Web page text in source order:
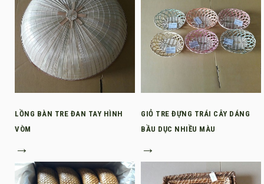
LỒNG BÀN TRE ĐAN TAY HÌNH
VÒM
→
GIỎ TRE ĐỰNG TRÁI CÂY DÁNG
BẦU DỤC NHIỀU MÀU
→